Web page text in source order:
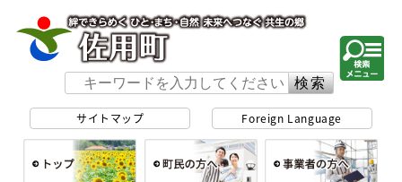
サイトマップ Foreign Language